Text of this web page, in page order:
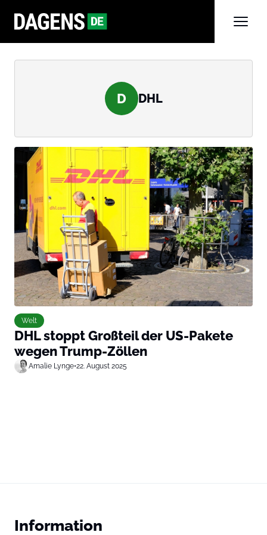
D DHL
Welt
DHL stoppt Großteil der US-Pakete
wegen Trump-Zöllen
Amalie Lynge•22. August 2025
Information